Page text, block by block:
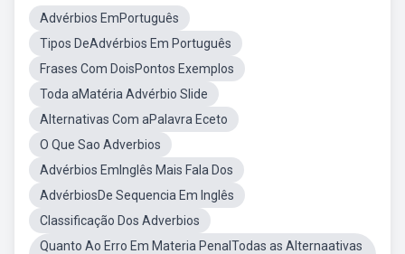
Advérbios EmPortuguês
Tipos DeAdvérbios Em Português
Frases Com DoisPontos Exemplos
Toda aMatéria Advérbio Slide
Alternativas Com aPalavra Eceto
O Que Sao Adverbios
Advérbios EmInglês Mais Fala Dos
AdvérbiosDe Sequencia Em Inglês
Classificação Dos Adverbios
Quanto Ao Erro Em Materia PenalTodas as Alternaativas